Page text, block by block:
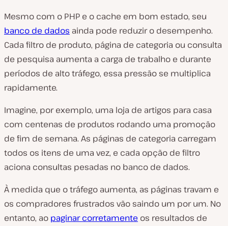
Mesmo com o PHP e o cache em bom estado, seu
banco de dados ainda pode reduzir o desempenho.
Cada filtro de produto, página de categoria ou consulta
de pesquisa aumenta a carga de trabalho e durante
períodos de alto tráfego, essa pressão se multiplica
rapidamente.
Imagine, por exemplo, uma loja de artigos para casa
com centenas de produtos rodando uma promoção
de fim de semana. As páginas de categoria carregam
todos os itens de uma vez, e cada opção de filtro
aciona consultas pesadas no banco de dados.
À medida que o tráfego aumenta, as páginas travam e
os compradores frustrados vão saindo um por um. No
entanto, ao paginar corretamente os resultados de